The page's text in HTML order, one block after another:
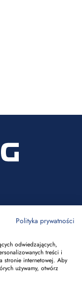
Polityka prywatności
odwiedzających,
treści i
stronie internetowej. Aby
używamy, otwórz